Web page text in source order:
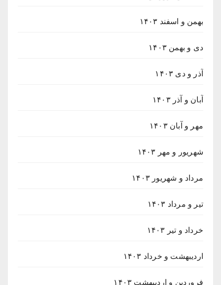
بهمن و اسفند ۱۴۰۳
دی و بهمن ۱۴۰۳
آذر و دی ۱۴۰۳
آبان و آذر ۱۴۰۳
مهر و آبان ۱۴۰۳
شهریور و مهر ۱۴۰۳
مرداد و شهریور ۱۴۰۳
تیر و مرداد ۱۴۰۳
خرداد و تیر ۱۴۰۳
اردیبهشت و خرداد ۱۴۰۳
فروردین و اردیبهشت ۱۴۰۳